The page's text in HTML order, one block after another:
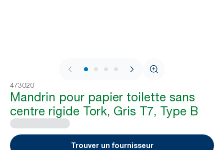
1 / 4
473020
Mandrin pour papier toilette sans
centre rigide Tork, Gris T7, Type B
Trouver un fournisseur